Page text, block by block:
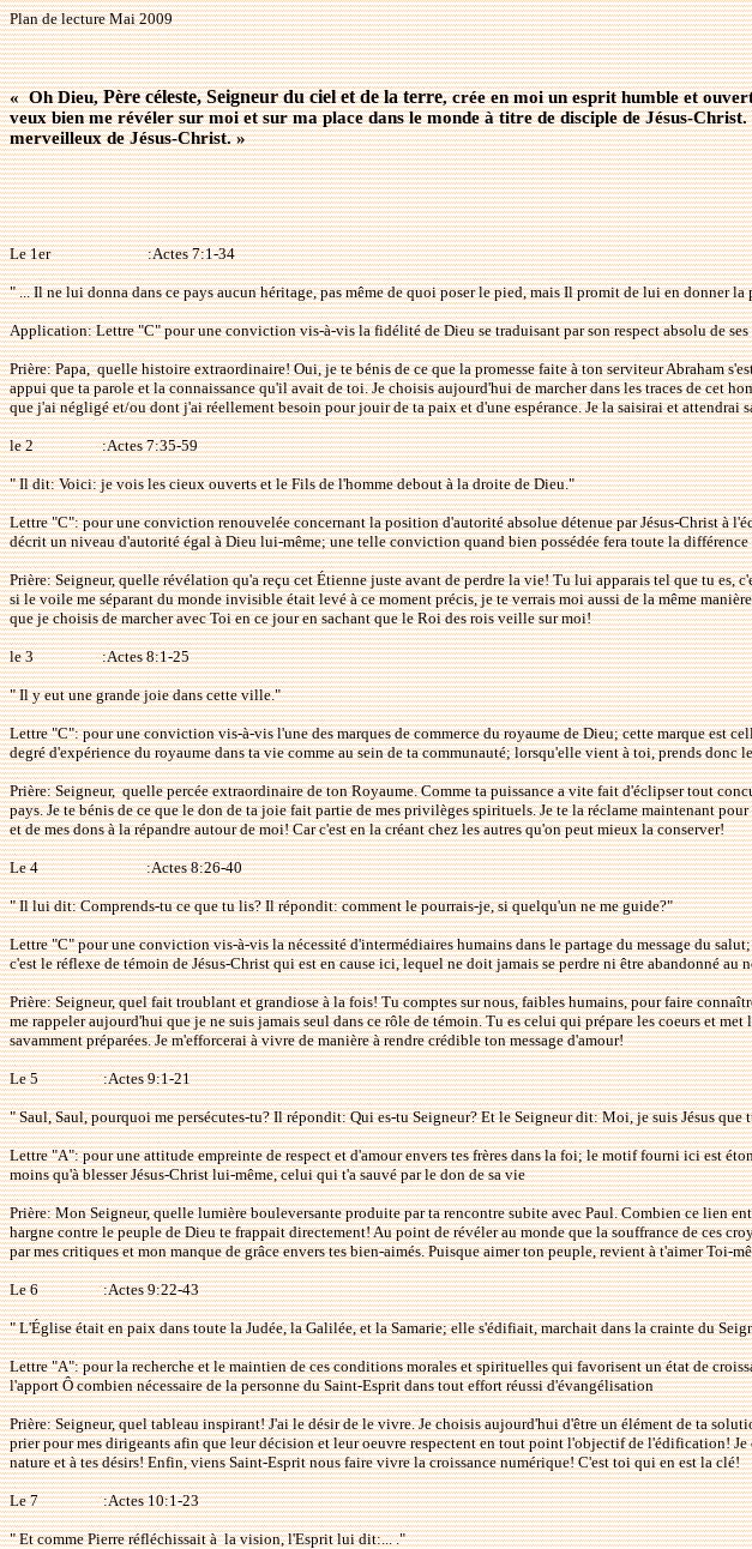
Plan de lecture Mai 2009
«Oh Dieu,Père céleste, Seigneur du ciel et de la terre, crée en moi un esprit humble et
veux bien me révéler sur moi et sur ma place dans le monde à titre de disciple de Jésus-
merveilleux de Jésus-Christ. »
Le 1er :Actes 7:1-34
" ... Il ne lui donna dans ce pays aucun héritage, pas même de quoi poser le pied, mais Il promit de lui en donner
Application: Lettre "C" pour une conviction vis-à-vis la fidélité de Dieu se traduisant par son respect absolu de ses
Prière: Papa, quelle histoire extraordinaire! Oui, je te bénis de ce que la promesse faite à ton serviteur Abraham
appui que ta parole et la connaissance qu'il avait de toi. Je choisis aujourd'hui de marcher dans les traces de cet
que j'ai négligé et/ou dont j'ai réellement besoin pour jouir de ta paix et d'une espérance. Je la saisirai et attendrai
le 2 :Actes 7:35-59
" Il dit: Voici: je vois les cieux ouverts et le Fils de l'homme debout à la droite de Dieu."
Lettre "C": pour une conviction renouvelée concernant la position d'autorité absolue détenue par Jésus-Christ à
décrit un niveau d'autorité égal à Dieu lui-même; une telle conviction quand bien possédée fera toute la
Prière: Seigneur, quelle révélation qu'a reçu cet Étienne juste avant de perdre la vie! Tu lui apparais tel que tu
si le voile me séparant du monde invisible était levé à ce moment précis, je te verrais moi aussi de la même
que je choisis de marcher avec Toi en ce jour en sachant que le Roi des rois veille sur moi!
le 3 :Actes 8:1-25
" Il y eut une grande joie dans cette ville."
Lettre "C": pour une conviction vis-à-vis l'une des marques de commerce du royaume de Dieu; cette marque est
degré d'expérience du royaume dans ta vie comme au sein de ta communauté; lorsqu'elle vient à toi, prends donc
Prière: Seigneur, quelle percée extraordinaire de ton Royaume. Comme ta puissance a vite fait d'éclipser tout
pays. Je te bénis de ce que le don de ta joie fait partie de mes privilèges spirituels. Je te la réclame maintenant
et de mes dons à la répandre autour de moi! Car c'est en la créant chez les autres qu'on peut mieux la conserver!
Le 4 :Actes 8:26-40
" Il lui dit: Comprends-tu ce que tu lis? Il répondit: comment le pourrais-je, si quelqu'un ne me guide?"
Lettre "C" pour une conviction vis-à-vis la nécessité d'intermédiaires humains dans le partage du message du
c'est le réflexe de témoin de Jésus-Christ qui est en cause ici, lequel ne doit jamais se perdre ni être abandonné
Prière: Seigneur, quel fait troublant et grandiose à la fois! Tu comptes sur nous, faibles humains, pour faire
me rappeler aujourd'hui que je ne suis jamais seul dans ce rôle de témoin. Tu es celui qui prépare les coeurs et
savamment préparées. Je m'efforcerai à vivre de manière à rendre crédible ton message d'amour!
Le 5 :Actes 9:1-21
" Saul, Saul, pourquoi me persécutes-tu? Il répondit: Qui es-tu Seigneur? Et le Seigneur dit: Moi, je suis Jésus que
Lettre "A": pour une attitude empreinte de respect et d'amour envers tes frères dans la foi; le motif fourni ici est
moins qu'à blesser Jésus-Christ lui-même, celui qui t'a sauvé par le don de sa vie
Prière: Mon Seigneur, quelle lumière bouleversante produite par ta rencontre subite avec Paul. Combien ce lien
hargne contre le peuple de Dieu te frappait directement! Au point de révéler au monde que la souffrance de ces
par mes critiques et mon manque de grâce envers tes bien-aimés. Puisque aimer ton peuple, revient à t'aimer Toi-
Le 6 :Actes 9:22-43
" L'Église était en paix dans toute la Judée, la Galilée, et la Samarie; elle s'édifiait, marchait dans la crainte du
Lettre "A": pour la recherche et le maintien de ces conditions morales et spirituelles qui favorisent un état de
l'apport Ô combien nécessaire de la personne du Saint-Esprit dans tout effort réussi d'évangélisation
Prière: Seigneur, quel tableau inspirant! J'ai le désir de le vivre. Je choisis aujourd'hui d'être un élément de ta
prier pour mes dirigeants afin que leur décision et leur oeuvre respectent en tout point l'objectif de l'édification!
nature et à tes désirs! Enfin, viens Saint-Esprit nous faire vivre la croissance numérique! C'est toi qui en est la clé!
Le 7 :Actes 10:1-23
" Et comme Pierre réfléchissait à la vision, l'Esprit lui dit:... ."